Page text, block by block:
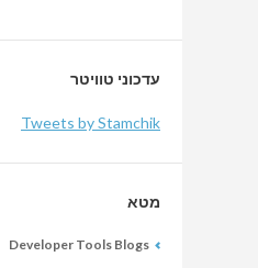
עדכוני טוויטר
Tweets by Stamchik
מטא
Developer Tools Blogs